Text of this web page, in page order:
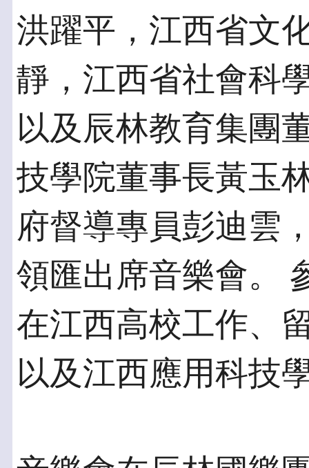
洪躍平，江西省文
靜，江西省社會科
以及辰林教育集團
技學院董事長黃玉
府督導專員彭迪雲
領匯出席音樂會。
在江西高校工作、
以及江西應用科技